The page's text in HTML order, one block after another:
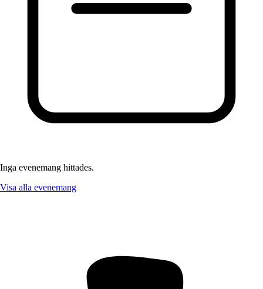
Inga evenemang hittades.
Visa alla evenemang